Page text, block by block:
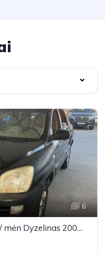
6
Kia Sportage nuo 71 €/ mėn Dyzelinas 2007m. Visureigis Mechaninė